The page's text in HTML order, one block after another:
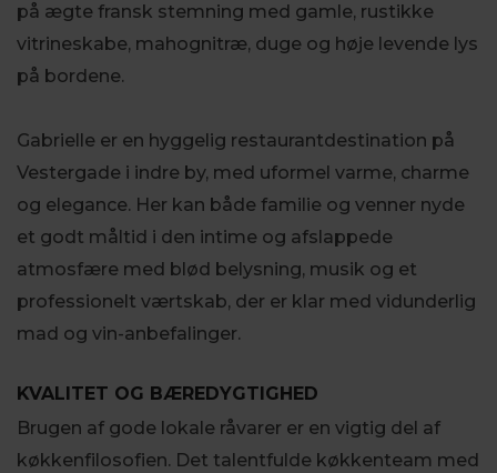
på ægte fransk stemning med gamle, rustikke
vitrineskabe, mahognitræ, duge og høje levende lys
på bordene.
Gabrielle er en hyggelig restaurantdestination på
Vestergade i indre by, med uformel varme, charme
og elegance. Her kan både familie og venner nyde
et godt måltid i den intime og afslappede
atmosfære med blød belysning, musik og et
professionelt værtskab, der er klar med vidunderlig
mad og vin-anbefalinger.
KVALITET OG BÆREDYGTIGHED
Brugen af gode lokale råvarer er en vigtig del af
køkkenfilosofien. Det talentfulde køkkenteam med